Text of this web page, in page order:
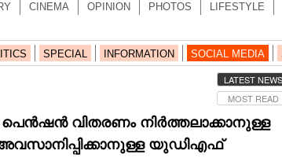
CINEMA OPINION PHOTOS LIFESTYLE
SPECIAL INFORMATION SOCIAL MEDIA
LATEST NEWS
MOST READ
പെൻഷൻ വിതരണം നിർത്തലാക്കാനുള്ള
അവസാനിപ്പിക്കാനുള്ള യുഡിഎഫ്